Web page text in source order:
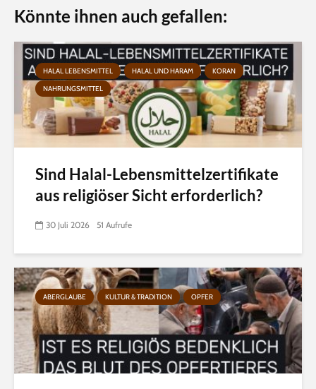
Könnte ihnen auch gefallen:
HALAL LEBENSMITTEL HALAL UND HARAM
KORAN
NAHRUNGSMITTEL
Sind Halal-Lebensmittelzertifikate
aus religiöser Sicht erforderlich?
30 Juli 2026 51 Aufrufe
ABERGLAUBE KULTUR & TRADITION OPFER